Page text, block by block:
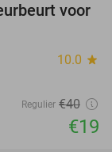
53%
voor
10.0 star
Regulier €40
€19